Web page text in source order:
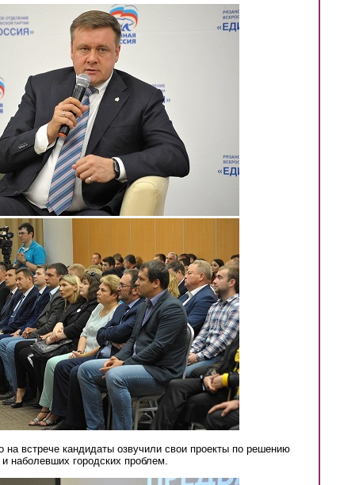
на встрече кандидаты озвучили свои проекты по решению
наболевших городских проблем.